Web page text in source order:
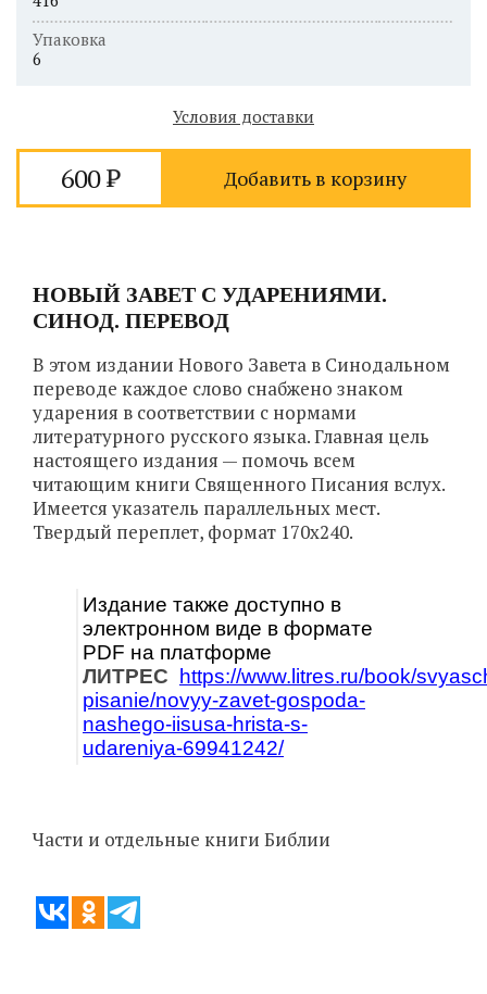
Упаковка
6
Условия доставки
600 Добавить в корзину
НОВЫЙ ЗАВЕТ С УДАРЕНИЯМИ.
СИНОД. ПЕРЕВОД
В этом издании Нового Завета в Синодальном
переводе каждое слово снабжено знаком
ударения в соответствии с нормами
литературного русского языка. Главная цель
настоящего издания — помочь всем
читающим книги Священного Писания вслух.
Имеется указатель параллельных мест.
Твердый переплет, формат 170х240.
Издание также доступно в
электронном виде в формате
PDF на платформе
ЛИТРЕС https://www.litres.ru/book/
pisanie/novyy-zavet-gospoda-
nashego-iisusa-hrista-s-
udareniya-69941242/
Части и отдельные книги Библии